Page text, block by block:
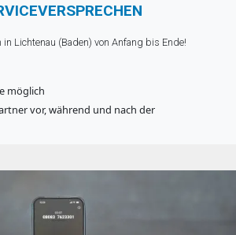
in Lichtenau (Baden) von Anfang bis Ende!
möglich
vor, während und nach der